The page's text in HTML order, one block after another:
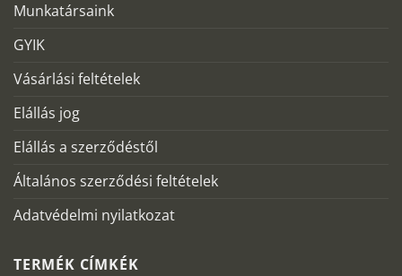
Munkatársaink
GYIK
Vásárlási feltételek
Elállás jog
Elállás a szerződéstől
Általános szerződési feltételek
Adatvédelmi nyilatkozat
TERMÉK CÍMKÉK